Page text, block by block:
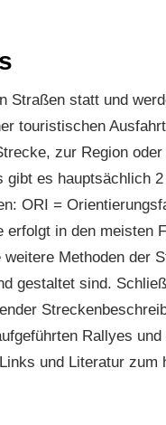
Straßen statt und
touristischen
zur Region
es hauptsächlich
ORI =
in den meisten
Methoden der
gestaltet sind.
Rallyes
und Literatur